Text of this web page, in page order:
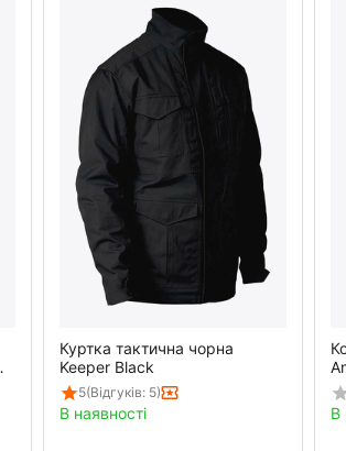
Куртка тактична чорна
Keeper Black
5(Відгуків: 5)
В наявності В